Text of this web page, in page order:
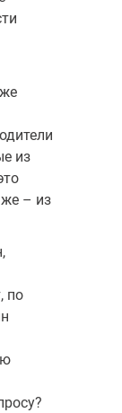
из
же – из
по